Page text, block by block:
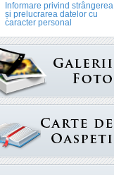
Informare privind strângerea
și prelucrarea datelor cu
caracter personal